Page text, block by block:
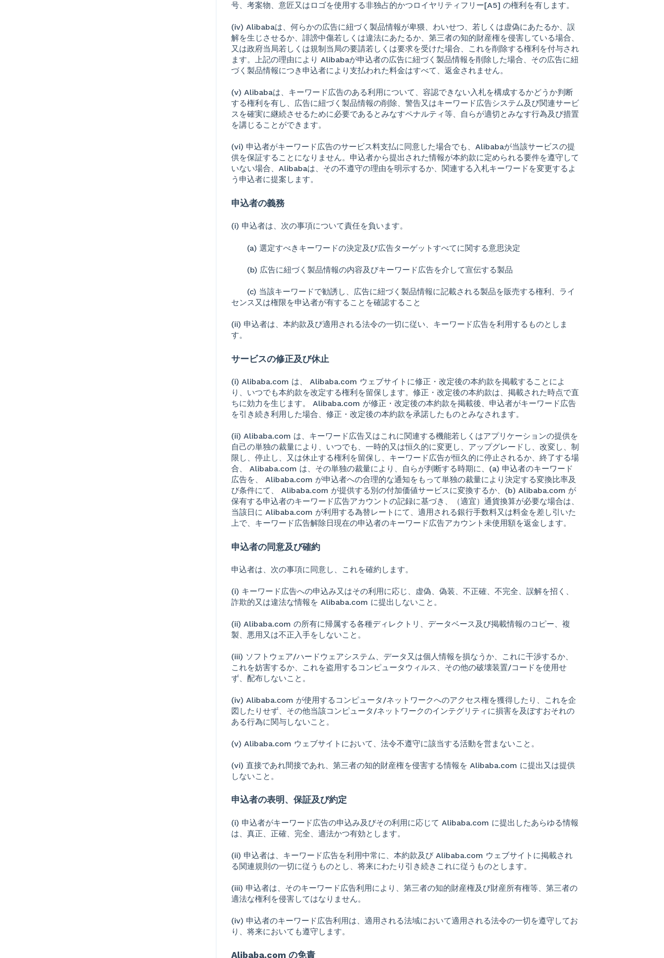
号、考案物、意匠又はロゴを使用する非独占的かつロイヤリティフリー[A5] の権利を有します。
(iv) Alibabaは、何らかの広告に紐づく製品情報が卑猥、わいせつ、若しくは虚偽にあたるか、誤
解を生じさせるか、誹謗中傷若しくは違法にあたるか、第三者の知的財産権を侵害している場合、
又は政府当局若しくは規制当局の要請若しくは要求を受けた場合、これを削除する権利を付与され
ます。上記の理由により Alibabaが申込者の広告に紐づく製品情報を削除した場合、その広告に紐
づく製品情報につき申込者により支払われた料金はすべて、返金されません。
(v) Alibabaは、キーワード広告のある利用について、容認できない入札を構成するかどうか判断
する権利を有し、広告に紐づく製品情報の削除、警告又はキーワード広告システム及び関連サービ
スを確実に継続させるために必要であるとみなすペナルティ等、自らが適切とみなす行為及び措置
を講じることができます。
(vi) 申込者がキーワード広告のサービス料支払に同意した場合でも、Alibabaが当該サービスの提
供を保証することになりません。申込者から提出された情報が本約款に定められる要件を遵守して
いない場合、Alibabaは、その不遵守の理由を明示するか、関連する入札キーワードを変更するよ
う申込者に提案します。
申込者の義務
(i) 申込者は、次の事項について責任を負います。
(a) 選定すべきキーワードの決定及び広告ターゲットすべてに関する意思決定
(b) 広告に紐づく製品情報の内容及びキーワード広告を介して宣伝する製品
(c) 当該キーワードで勧誘し、広告に紐づく製品情報に記載される製品を販売する権利、ライ
センス又は権限を申込者が有することを確認すること
(ii) 申込者は、本約款及び適用される法令の一切に従い、キーワード広告を利用するものとしま
す。
サービスの修正及び休止
(i) Alibaba.com は、 Alibaba.com ウェブサイトに修正・改定後の本約款を掲載することによ
り、いつでも本約款を改定する権利を留保します。修正・改定後の本約款は、掲載された時点で直
ちに効力を生じます。 Alibaba.com が修正・改定後の本約款を掲載後、申込者がキーワード広告
を引き続き利用した場合、修正・改定後の本約款を承諾したものとみなされます。
(ii) Alibaba.com は、キーワード広告又はこれに関連する機能若しくはアプリケーションの提供を
自己の単独の裁量により、いつでも、一時的又は恒久的に変更し、アップグレードし、改変し、制
限し、停止し、又は休止する権利を留保し、キーワード広告が恒久的に停止されるか、終了する場
合、 Alibaba.com は、その単独の裁量により、自らが判断する時期に、(a) 申込者のキーワード
広告を、 Alibaba.com が申込者への合理的な通知をもって単独の裁量により決定する変換比率及
び条件にて、 Alibaba.com が提供する別の付加価値サービスに変換するか、(b) Alibaba.com が
保有する申込者のキーワード広告アカウントの記録に基づき、（適宜）通貨換算が必要な場合は、
当該日に Alibaba.com が利用する為替レートにて、適用される銀行手数料又は料金を差し引いた
上で、キーワード広告解除日現在の申込者のキーワード広告アカウント未使用額を返金します。
申込者の同意及び確約
申込者は、次の事項に同意し、これを確約します。
(i) キーワード広告への申込み又はその利用に応じ、虚偽、偽装、不正確、不完全、誤解を招く、
詐欺的又は違法な情報を Alibaba.com に提出しないこと。
(ii) Alibaba.com の所有に帰属する各種ディレクトリ、データベース及び掲載情報のコピー、複
製、悪用又は不正入手をしないこと。
(iii) ソフトウェア/ハードウェアシステム、データ又は個人情報を損なうか、これに干渉するか、
これを妨害するか、これを盗用するコンピュータウィルス、その他の破壊装置/コードを使用せ
ず、配布しないこと。
(iv) Alibaba.com が使用するコンピュータ/ネットワークへのアクセス権を獲得したり、これを企
図したりせず、その他当該コンピュータ/ネットワークのインテグリティに損害を及ぼすおそれの
ある行為に関与しないこと。
(v) Alibaba.com ウェブサイトにおいて、法令不遵守に該当する活動を営まないこと。
(vi) 直接であれ間接であれ、第三者の知的財産権を侵害する情報を Alibaba.com に提出又は提供
しないこと。
申込者の表明、保証及び約定
(i) 申込者がキーワード広告の申込み及びその利用に応じて Alibaba.com に提出したあらゆる情報
は、真正、正確、完全、適法かつ有効とします。
(ii) 申込者は、キーワード広告を利用中常に、本約款及び Alibaba.com ウェブサイトに掲載され
る関連規則の一切に従うものとし、将来にわたり引き続きこれに従うものとします。
(iii) 申込者は、そのキーワード広告利用により、第三者の知的財産権及び財産所有権等、第三者の
適法な権利を侵害してはなりません。
(iv) 申込者のキーワード広告利用は、適用される法域において適用される法令の一切を遵守してお
り、将来においても遵守します。
Alibaba.com の免責